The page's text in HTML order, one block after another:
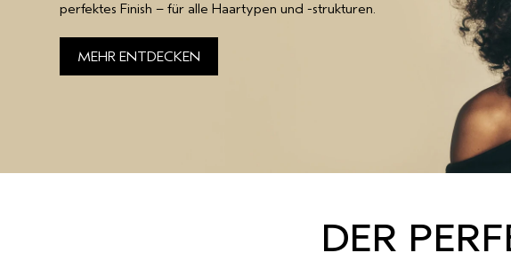
perfektes Finish – für alle Haartypen und -strukturen.
MEHR ENTDECKEN
DER